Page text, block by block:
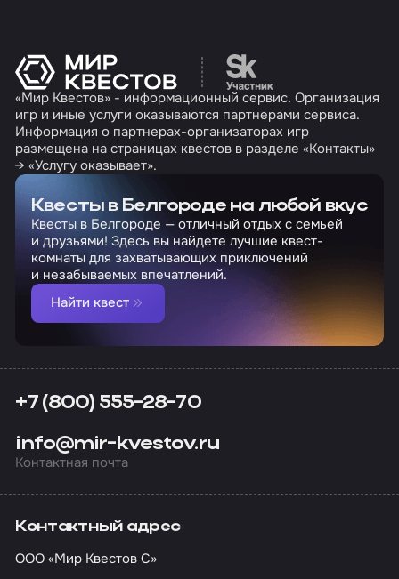
Перейти на сайт
«Мир Квестов» - информационный сервис. Организация
игр и иные услуги оказываются партнерами сервиса.
Информация о партнерах-организаторах игр
размещена на страницах квестов в разделе «Контакты»
→ «Услугу оказывает».
Квесты в Белгороде на любой вкус
Квесты в Белгороде — отличный отдых с семьей
и друзьями! Здесь вы найдете лучшие квест-
комнаты для захватывающих приключений
и незабываемых впечатлений.
Найти квест
+7 (800) 555-28-70
info@mir-kvestov.ru
Контактная почта
Контактный адрес
ООО «Мир Квестов С»